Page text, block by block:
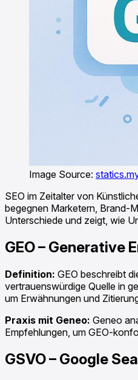
Image Source:
SEO im Zeitalter von
begegnen Marketern, Brand-
Unterschiede und zeigt, wie
GEO – Generative
Definition: GEO beschreibt
vertrauenswürdige Quelle in
um Erwähnungen und
Praxis mit Geneo: Geneo
Empfehlungen, um GEO-
GSVO – Google